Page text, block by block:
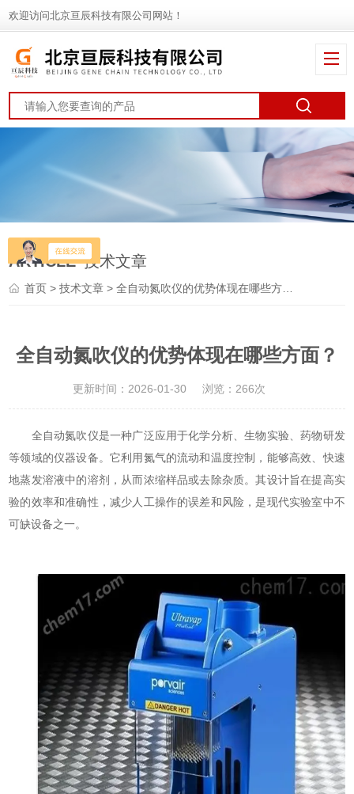
欢迎访问北京亘辰科技有限公司网站！
ARTICLE 技术文章
首页 >技术文章 > 全自动氮吹仪的优势体现在哪些方面？
全自动氮吹仪的优势体现在哪些方面？
更新时间：2026-01-30 浏览：266次
全自动氮吹仪是一种广泛应用于化学分析、生物实验、药物研发
等领域的仪器设备。它利用氮气的流动和温度控制，能够高效、快速
地蒸发溶液中的溶剂，从而浓缩样品或去除杂质。其设计旨在提高实
验的效率和准确性，减少人工操作的误差和风险，是现代实验室中不
可缺设备之一。